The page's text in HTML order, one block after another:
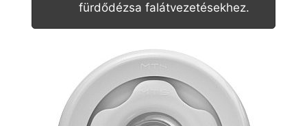
fürdődézsa falátvezetésekhez.